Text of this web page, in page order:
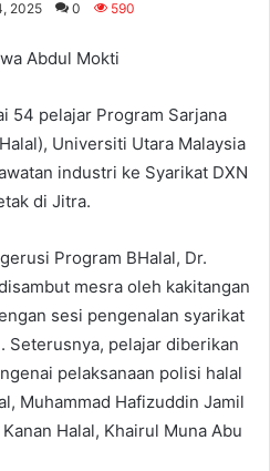
2025 0 590
Abdul Mokti
54 pelajar Program Sarjana
Universiti Utara Malaysia
industri ke Syarikat DXN
di Jitra.
Program BHalal, Dr.
mesra oleh kakitangan
sesi pengenalan syarikat
Seterusnya, pelajar diberikan
pelaksanaan polisi halal
Muhammad Hafizuddin Jamil
Halal, Khairul Muna Abu